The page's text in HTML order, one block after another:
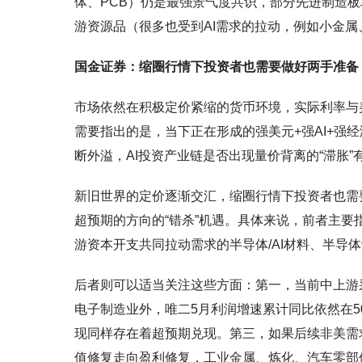
游资源品（很多也受到AI需求的拉动，例如小金
国金证券：缩圈行情下投资者也需要做好两手准备
市场依然在积极定价紧缩的货币环境，实际利率
需要指出的是，当下正在形成的强美元+强AI+强
断外溢，AI投资产业链是否出现量价背离的“滞胀
新旧世界的定价逐渐交汇，缩圈行情下投资者也
超预期的方向的“错杀”机遇。具体来说，前者主
游资本开支共同拉动需求的半导体/AI材料、半导
后者则可以适当关注这些方面：第一，当前中上
电子制造业外，唯二5月利润增速累计同比依然
现同样存在着超预期兑现。第三，如果后续非美
值修复走向盈利修复，工业金属、炼化、汽车零